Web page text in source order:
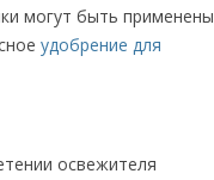
могут быть применены
удобрение для
освежителя